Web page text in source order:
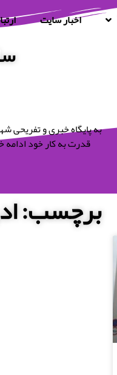
اخبار سایت
قدرت به کار خود ادامه
برچسب: